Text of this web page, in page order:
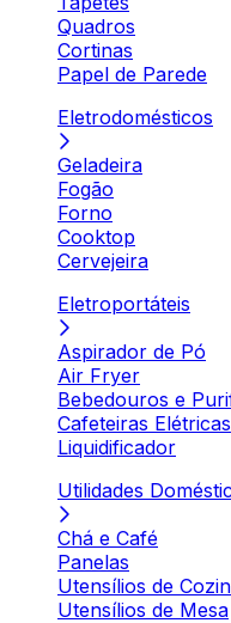
Quadros
Cortinas
Papel de Parede
Eletrodomésticos
Geladeira
Fogão
Forno
Cooktop
Cervejeira
Eletroportáteis
Aspirador de Pó
Air Fryer
Bebedouros e
Cafeteiras Elétricas
Liquidificador
Utilidades
Chá e Café
Panelas
Utensílios de
Utensílios de Mesa